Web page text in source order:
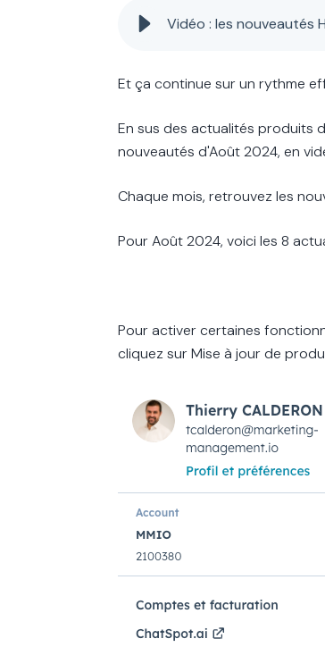
Vidéo : les nouveautés
Et ça continue sur un rythme
En sus des actualités produits
nouveautés d'Août 2024, en
Chaque mois, retrouvez les
Pour Août 2024, voici les 8
Pour activer certaines
cliquez sur Mise à jour de